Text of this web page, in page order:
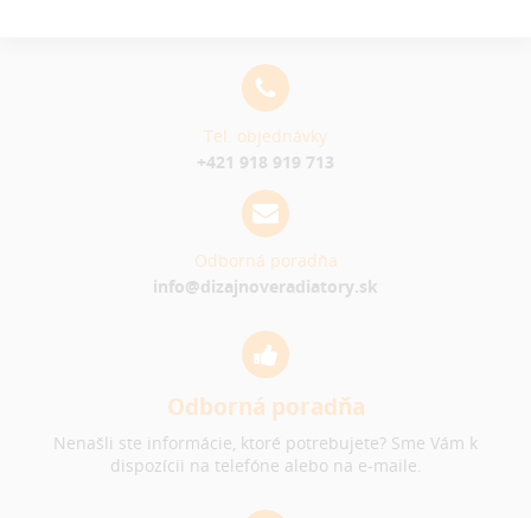
Tel. objednávky
+421 918 919 713
Odborná poradňa
info@dizajnoveradiatory.sk
Odborná poradňa
Nenašli ste informácie, ktoré potrebujete? Sme Vám k
dispozícii na telefóne alebo na e-maile.